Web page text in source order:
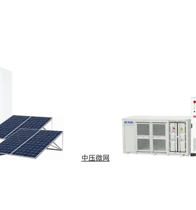
中压微网